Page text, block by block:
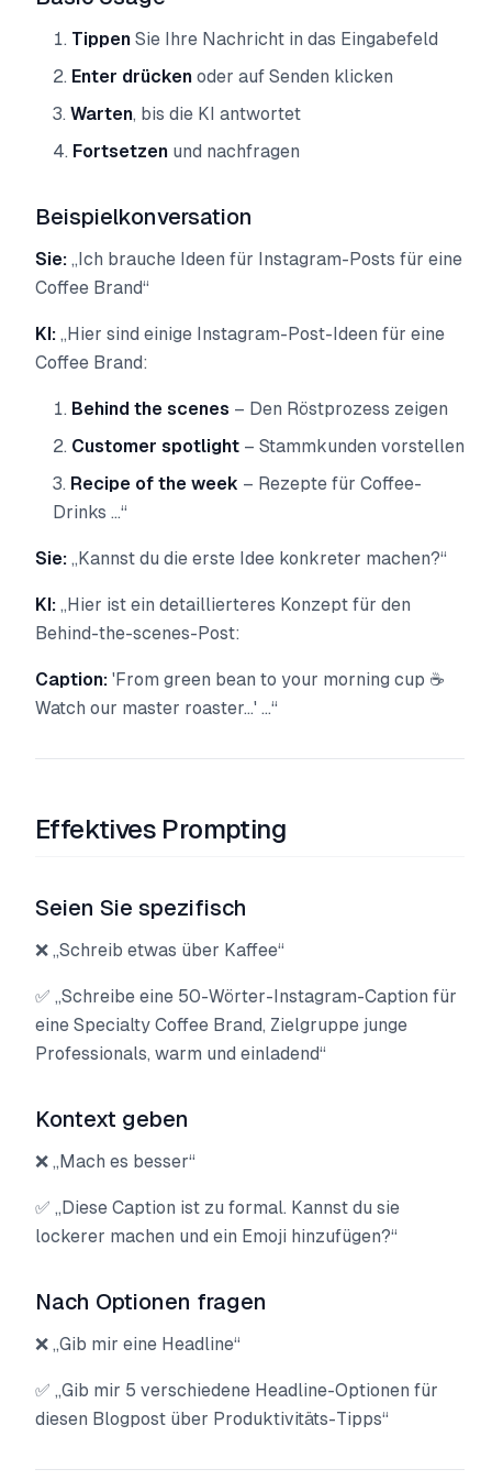
Tippen Sie Ihre Nachricht in das Eingabefeld
Enter drücken oder auf Senden klicken
Warten, bis die KI antwortet
Fortsetzen und nachfragen
Beispielkonversation
Sie: „Ich brauche Ideen für Instagram-Posts für eine
Coffee Brand“
KI: „Hier sind einige Instagram-Post-Ideen für eine
Coffee Brand:
Behind the scenes – Den Röstprozess zeigen
Customer spotlight – Stammkunden vorstellen
Recipe of the week – Rezepte für Coffee-
Drinks ...“
Sie: „Kannst du die erste Idee konkreter machen?“
KI: „Hier ist ein detaillierteres Konzept für den
Behind-the-scenes-Post:
Caption: 'From green bean to your morning cup ☕
Watch our master roaster...' ...“
Effektives Prompting
Seien Sie spezifisch
❌ „Schreib etwas über Kaffee“
✅ „Schreibe eine 50-Wörter-Instagram-Caption für
eine Specialty Coffee Brand, Zielgruppe junge
Professionals, warm und einladend“
Kontext geben
❌ „Mach es besser“
✅ „Diese Caption ist zu formal. Kannst du sie
lockerer machen und ein Emoji hinzufügen?“
Nach Optionen fragen
❌ „Gib mir eine Headline“
✅ „Gib mir 5 verschiedene Headline-Optionen für
diesen Blogpost über Produktivitäts-Tipps“